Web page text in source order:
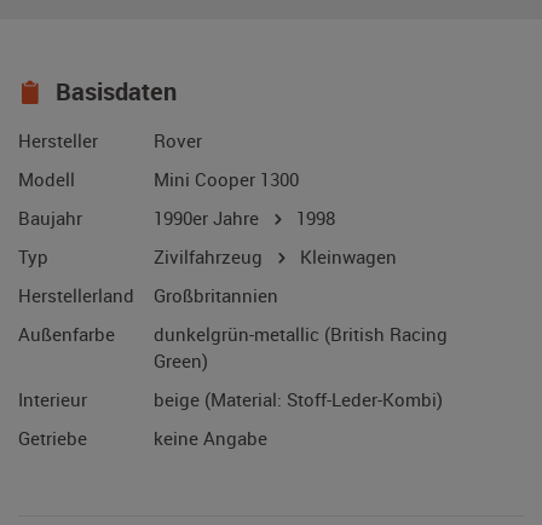
Basisdaten
Hersteller
Rover
Modell
Mini Cooper 1300
Baujahr
1990er Jahre
1998
Typ
Zivilfahrzeug
Kleinwagen
Herstellerland
Großbritannien
Außenfarbe
dunkelgrün-metallic (British Racing
Green)
Interieur
beige (Material: Stoff-Leder-Kombi)
Getriebe
keine Angabe